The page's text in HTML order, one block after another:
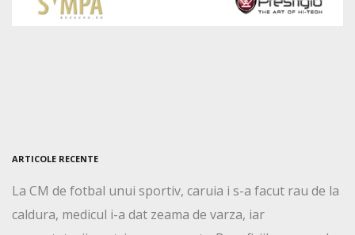
ARTICOLE RECENTE
La CM de fotbal unui sportiv, caruia i s-a facut rau de la
caldura, medicul i-a dat zeama de varza, iar